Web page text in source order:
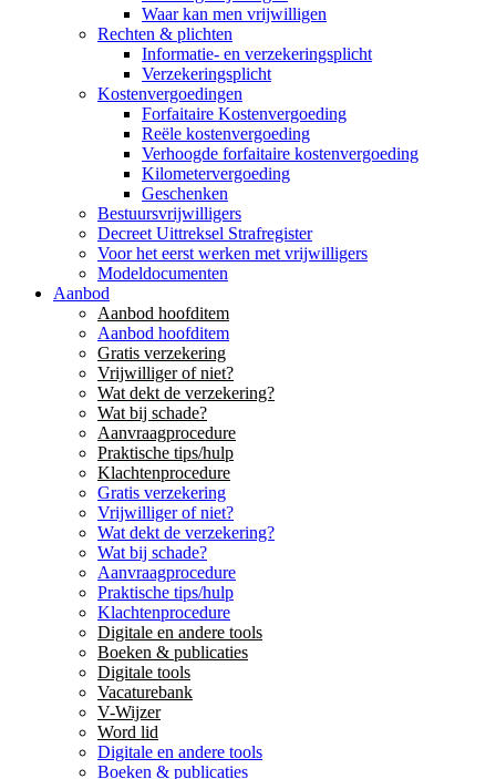
Waar kan men vrijwilligen
Rechten & plichten
Informatie- en verzekeringsplicht
Verzekeringsplicht
Kostenvergoedingen
Forfaitaire Kostenvergoeding
Reële kostenvergoeding
Verhoogde forfaitaire kostenvergoeding
Kilometervergoeding
Geschenken
Bestuursvrijwilligers
Decreet Uittreksel Strafregister
Voor het eerst werken met vrijwilligers
Modeldocumenten
Aanbod
Aanbod hoofditem
Aanbod hoofditem
Gratis verzekering
Vrijwilliger of niet?
Wat dekt de verzekering?
Wat bij schade?
Aanvraagprocedure
Praktische tips/hulp
Klachtenprocedure
Gratis verzekering
Vrijwilliger of niet?
Wat dekt de verzekering?
Wat bij schade?
Aanvraagprocedure
Praktische tips/hulp
Klachtenprocedure
Digitale en andere tools
Boeken & publicaties
Digitale tools
Vacaturebank
V-Wijzer
Word lid
Digitale en andere tools
Boeken & publicaties